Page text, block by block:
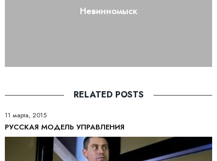
Невинномыск
RELATED POSTS
11 марта, 2015
РУССКАЯ МОДЕЛЬ УПРАВЛЕНИЯ